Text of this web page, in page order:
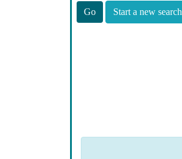
Start a new search